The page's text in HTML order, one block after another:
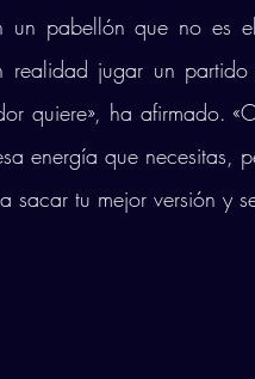
pabellón que no es
realidad jugar un
quiere», ha afirmado.
energía que necesitas,
sacar tu mejor versión y